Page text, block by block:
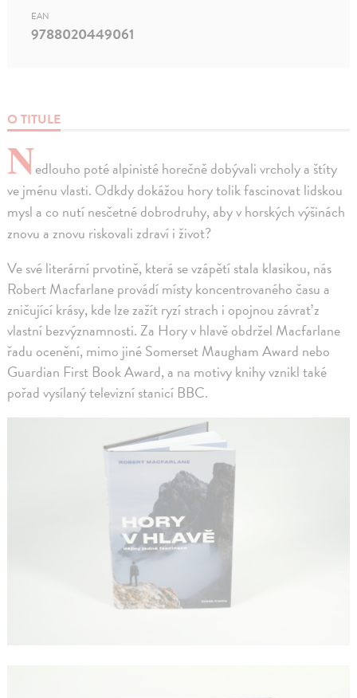
O TITULE
Nedlouho poté alpinisté horečně dobývali vrcholy a štíty
ve jménu vlasti. Odkdy dokážou hory tolik fascinovat lidskou
mysl a co nutí nesčetné dobrodruhy, aby v horských výšinách
znovu a znovu riskovali zdraví i život?
Ve své literární prvotině, která se vzápětí stala klasikou, nás
Robert Macfarlane provádí místy koncentrovaného času a
zničující krásy, kde lze zažít ryzí strach i opojnou závrať z
vlastní bezvýznamnosti. Za Hory v hlavě obdržel Macfarlane
řadu ocenění, mimo jiné Somerset Maugham Award nebo
Guardian First Book Award, a na motivy knihy vznikl také
pořad vysílaný televizní stanicí BBC.
EAN
9788020449061